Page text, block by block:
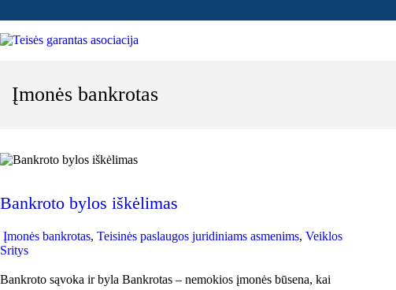
Įmonės bankrotas
Bankroto bylos iškėlimas
Įmonės bankrotas, Teisinės paslaugos juridiniams asmenims, Veiklos
Sritys
Bankroto sąvoka ir byla Bankrotas – nemokios įmonės būsena, kai